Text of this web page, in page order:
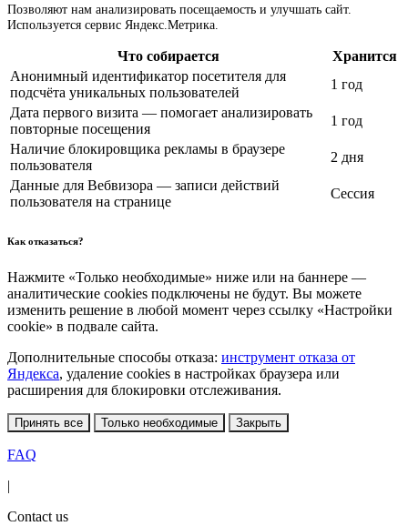
Позволяют нам анализировать посещаемость и улучшать сайт.
Используется сервис Яндекс.Метрика.
Что собирается
Хранится
Анонимный идентификатор посетителя для
подсчёта уникальных пользователей
1 год
Дата первого визита — помогает анализировать
повторные посещения
1 год
Наличие блокировщика рекламы в браузере
пользователя
2 дня
Данные для Вебвизора — записи действий
пользователя на странице
Сессия
Как отказаться?
Нажмите «Только необходимые» ниже или на баннере —
аналитические cookies подключены не будут. Вы можете
изменить решение в любой момент через ссылку «Настройки
cookie» в подвале сайта.
Дополнительные способы отказа: инструмент отказа от
Яндекса, удаление cookies в настройках браузера или
расширения для блокировки отслеживания.
Принять все Только необходимые Закрыть
FAQ
|
Contact us